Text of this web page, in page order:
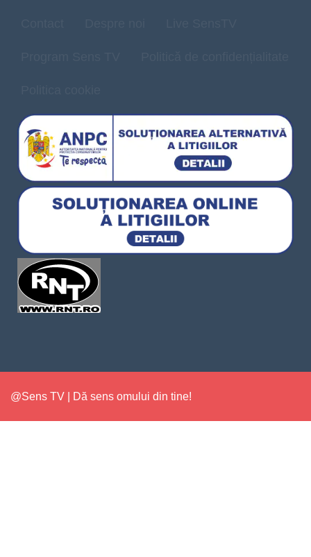
@Sens TV | Dă sens omului din tine!